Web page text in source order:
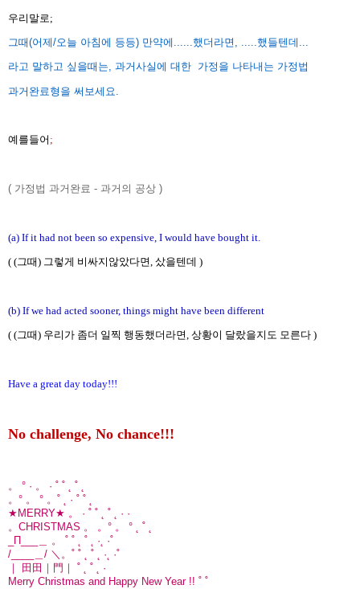
우리말로;
그때(어제/오늘 아침에 등등) 만약에......했더라면, .....했들텐데...
라고 말하고 싶을때는, 과거사실에 대한 가정을 나타내는 가정법
과거완료형을 써보세요.
예를들어 ;
( 가정법 과거완료 - 과거의 공상 )
(a) If it had not been so expensive, I would have bought it.
( (그때) 그렇게 비싸지않았다면, 샀을텐데 )
(b) If we had acted sooner, things might have been different
( (그때) 우리가 좀더 일찍 행동했더라면, 상황이 달랐을지도 모른다 )
Have a great day today!!!
No challenge, No chance!!!
。 ° · 。 · ˚ ˚ ˛ ˚ ˛
。° 。 ° 。˚ ˛ · ˚ ˚ ˛
★MERRY★ 。 · ˚ ˚ ˛ ˚ ˛ · ·
。CHRISTMAS 。 。° 。 ° ˛ ˚ ˛
_Π___＿ 。 ˚ ˚ ˛ ˚ ˛ ·˛ ·˚
/____＿/ ＼。˚ ˚ ˛ ˚ ˛ ·˛ ·˚
｜ 田田｜門｜ ˚ ˛ ˚ ˛ ·
Merry Christmas and Happy New Year !! ˚ ˚